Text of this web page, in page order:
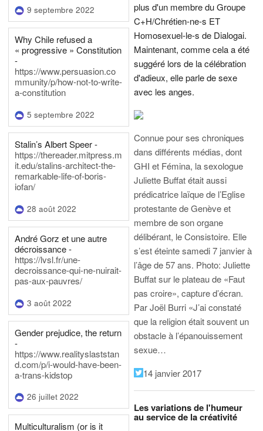
9 septembre 2022
Why Chile refused a
« progressive » Constitution
-
https://www.persuasion.co
mmunity/p/how-not-to-write-
a-constitution
5 septembre 2022
Stalin’s Albert Speer -
https://thereader.mitpress.m
it.edu/stalins-architect-the-
remarkable-life-of-boris-
iofan/
28 août 2022
André Gorz et une autre
décroissance -
https://lvsl.fr/une-
decroissance-qui-ne-nuirait-
pas-aux-pauvres/
3 août 2022
Gender prejudice, the return
-
https://www.realityslaststan
d.com/p/i-would-have-been-
a-trans-kidstop
26 juillet 2022
Multiculturalism (or is it
plus d'un membre du Groupe
C+H/Chrétien-ne-s ET
Homosexuel-le-s de Dialogai.
Maintenant, comme cela a été
suggéré lors de la célébration
d'adieux, elle parle de sexe
avec les anges.
Connue pour ses chroniques
dans différents médias, dont
GHI et Fémina, la sexologue
Juliette Buffat était aussi
prédicatrice laïque de l’Eglise
protestante de Genève et
membre de son organe
délibérant, le Consistoire. Elle
s’est éteinte samedi 7 janvier à
l’âge de 57 ans. Photo: Juliette
Buffat sur le plateau de «Faut
pas croire», capture d’écran.
Par Joël Burri «J’ai constaté
que la religion était souvent un
obstacle à l’épanouissement
sexue…
14 janvier 2017
Les variations de l'humeur
au service de la créativité